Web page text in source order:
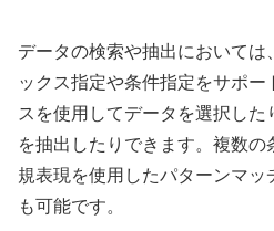
データの検索や抽出において
ックス指定や条件指定をサポー
スを使用してデータを選択した
を抽出したりできます。複数
規表現を使用したパターンマッ
も可能です。